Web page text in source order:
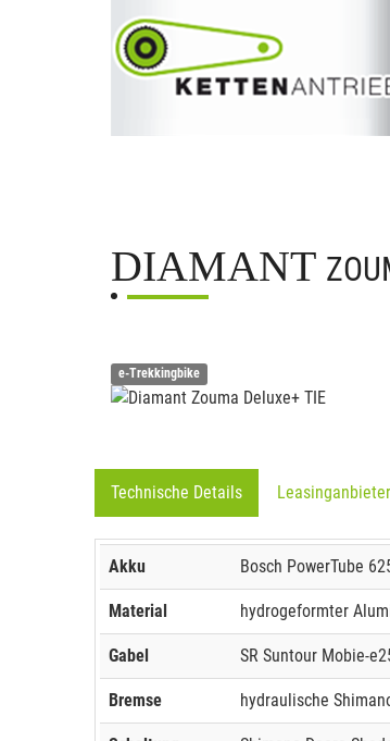
DIAMANT
e-Trekkingbike
Technische Details Leasinganbieter
Akku Bosch PowerTube
Material hydrogeformter
Gabel SR Suntour Mobie-
Bremse hydraulische